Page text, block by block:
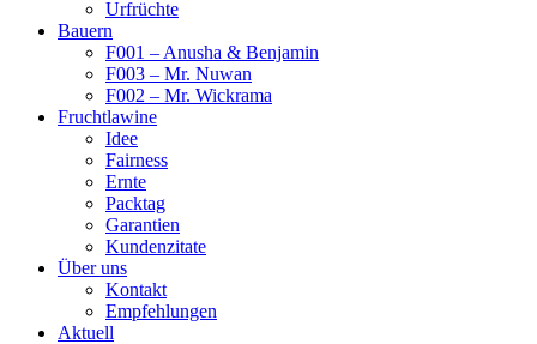
Urfrüchte
Bauern
F001 – Anusha & Benjamin
F003 – Mr. Nuwan
F002 – Mr. Wickrama
Fruchtlawine
Idee
Fairness
Ernte
Packtag
Garantien
Kundenzitate
Über uns
Kontakt
Empfehlungen
Aktuell